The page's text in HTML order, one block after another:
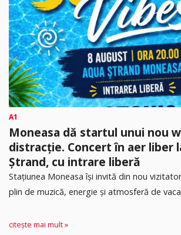
A1
Moneasa dă startul unui nou
distracție. Concert în aer liber
Ștrand, cu intrare liberă
Stațiunea Moneasa își invită din nou
plin de muzică, energie și atmosferă de
citește mai mult »